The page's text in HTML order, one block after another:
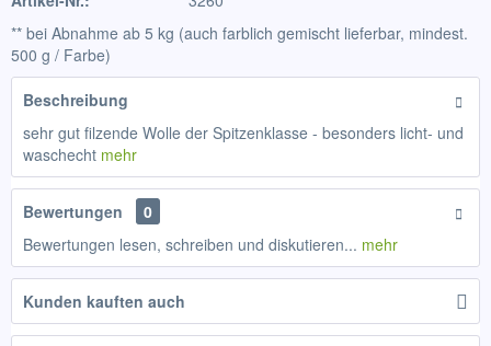
** bei Abnahme ab 5 kg (auch farblich gemischt lieferbar, mindest.
500 g / Farbe)
Beschreibung
sehr gut filzende Wolle der Spitzenklasse - besonders licht- und
waschecht mehr
Bewertungen
0
Bewertungen lesen, schreiben und diskutieren... mehr
Kunden kauften auch